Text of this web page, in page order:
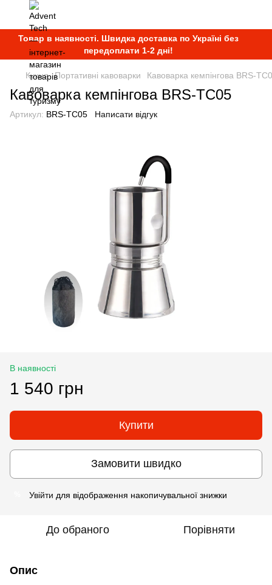
Товар в наявності. Швидка доставка по Україні без
передоплати 1-2 дні!
Кухня Портативні кавоварки Кавоварка кемпінгова BRS-
Кавоварка кемпінгова BRS-TC05
Артикул: BRS-TC05 Написати відгук
В наявності
1 540 грн
Купити
Замовити швидко
Увійти для відображення накопичувальної знижки
До обраного Порівняти
Опис